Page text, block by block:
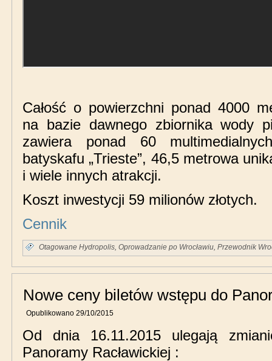
Całość o powierzchni ponad 4000
na bazie dawnego zbiornika wody
zawiera ponad 60
batyskafu „Trieste”, 46,5 metrowa
i wiele innych atrakcji.
Koszt inwestycji 59 milionów złotych.
Cennik
Otagowane Hydropolis, Oprowadzanie po Wrocławiu, Przewodnik
Nowe ceny biletów wstępu do
Opublikowano 29/10/2015
Od dnia 16.11.2015 ulegają
Panoramy Racławickiej :